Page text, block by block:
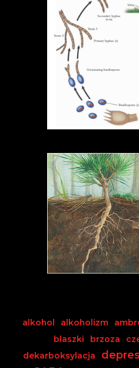
alkohol alkoholizm
blaszki brzoza
dekarboksylacja